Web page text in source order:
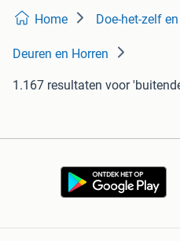
Home Doe-het-zelf
Deuren en Horren
1.167 resultaten voor